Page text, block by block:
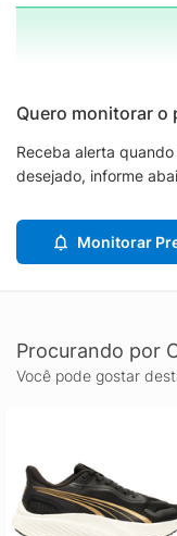
Quero monitorar o
Receba alerta
desejado, informe
Monitorar
Procurando por
Você pode gostar